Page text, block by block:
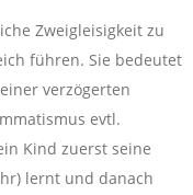
Zweigleisigkeit zu
führen. Sie bedeutet
verzögerten
evtl.
Kind zuerst seine
lernt und danach